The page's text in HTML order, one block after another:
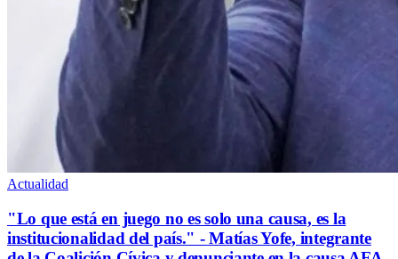
Actualidad
"Lo que está en juego no es solo una causa, es la
institucionalidad del país." - Matías Yofe, integrante